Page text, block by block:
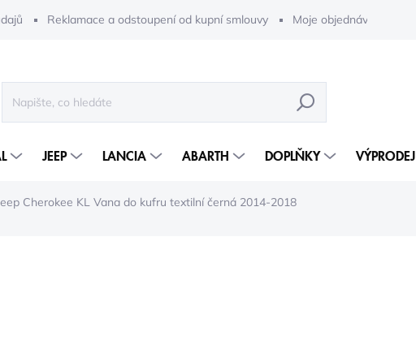
Reklamace a odstoupení od kupní smlouvy Moje objednávka
HLEDAT
JEEP LANCIA ABARTH DOPLŇKY VÝPRODEJ
Cherokee KL Vana do kufru textilní černá 2014-2018